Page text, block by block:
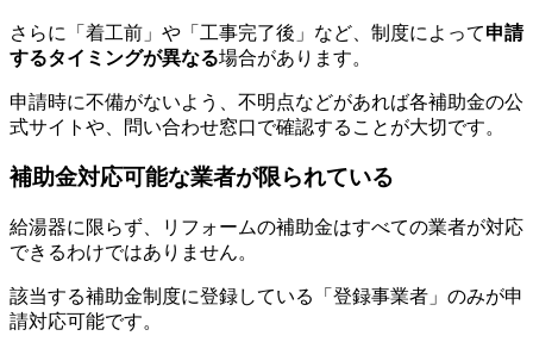
さらに「着工前」や「工事完了後」など、制度によって申請
するタイミングが異なる場合があります。
申請時に不備がないよう、不明点などがあれば各補助金の公
式サイトや、問い合わせ窓口で確認することが大切です。
補助金対応可能な業者が限られている
給湯器に限らず、リフォームの補助金はすべての業者が対応
できるわけではありません。
該当する補助金制度に登録している「登録事業者」のみが申
請対応可能です。